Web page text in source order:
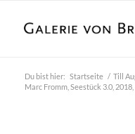
Du bist hier: Startseite / Till
Marc Fromm, Seestück 3.0,